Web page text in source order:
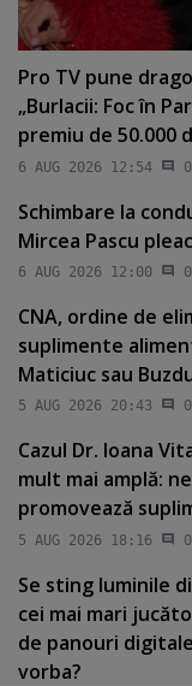
Pro TV pune
„Burlacii: Foc în
premiu de 50.000
6 AUG 2026 12:54 0
Schimbare la
Mircea Pascu
6 AUG 2026 12:00 0
CNA, ordine de
suplimente
Maticiuc sau
5 AUG 2026 20:43 0
Cazul Dr. Ioana
mult mai amplă:
promovează
5 AUG 2026 18:16 0
Se sting luminile
cei mai mari
de panouri
vorba?